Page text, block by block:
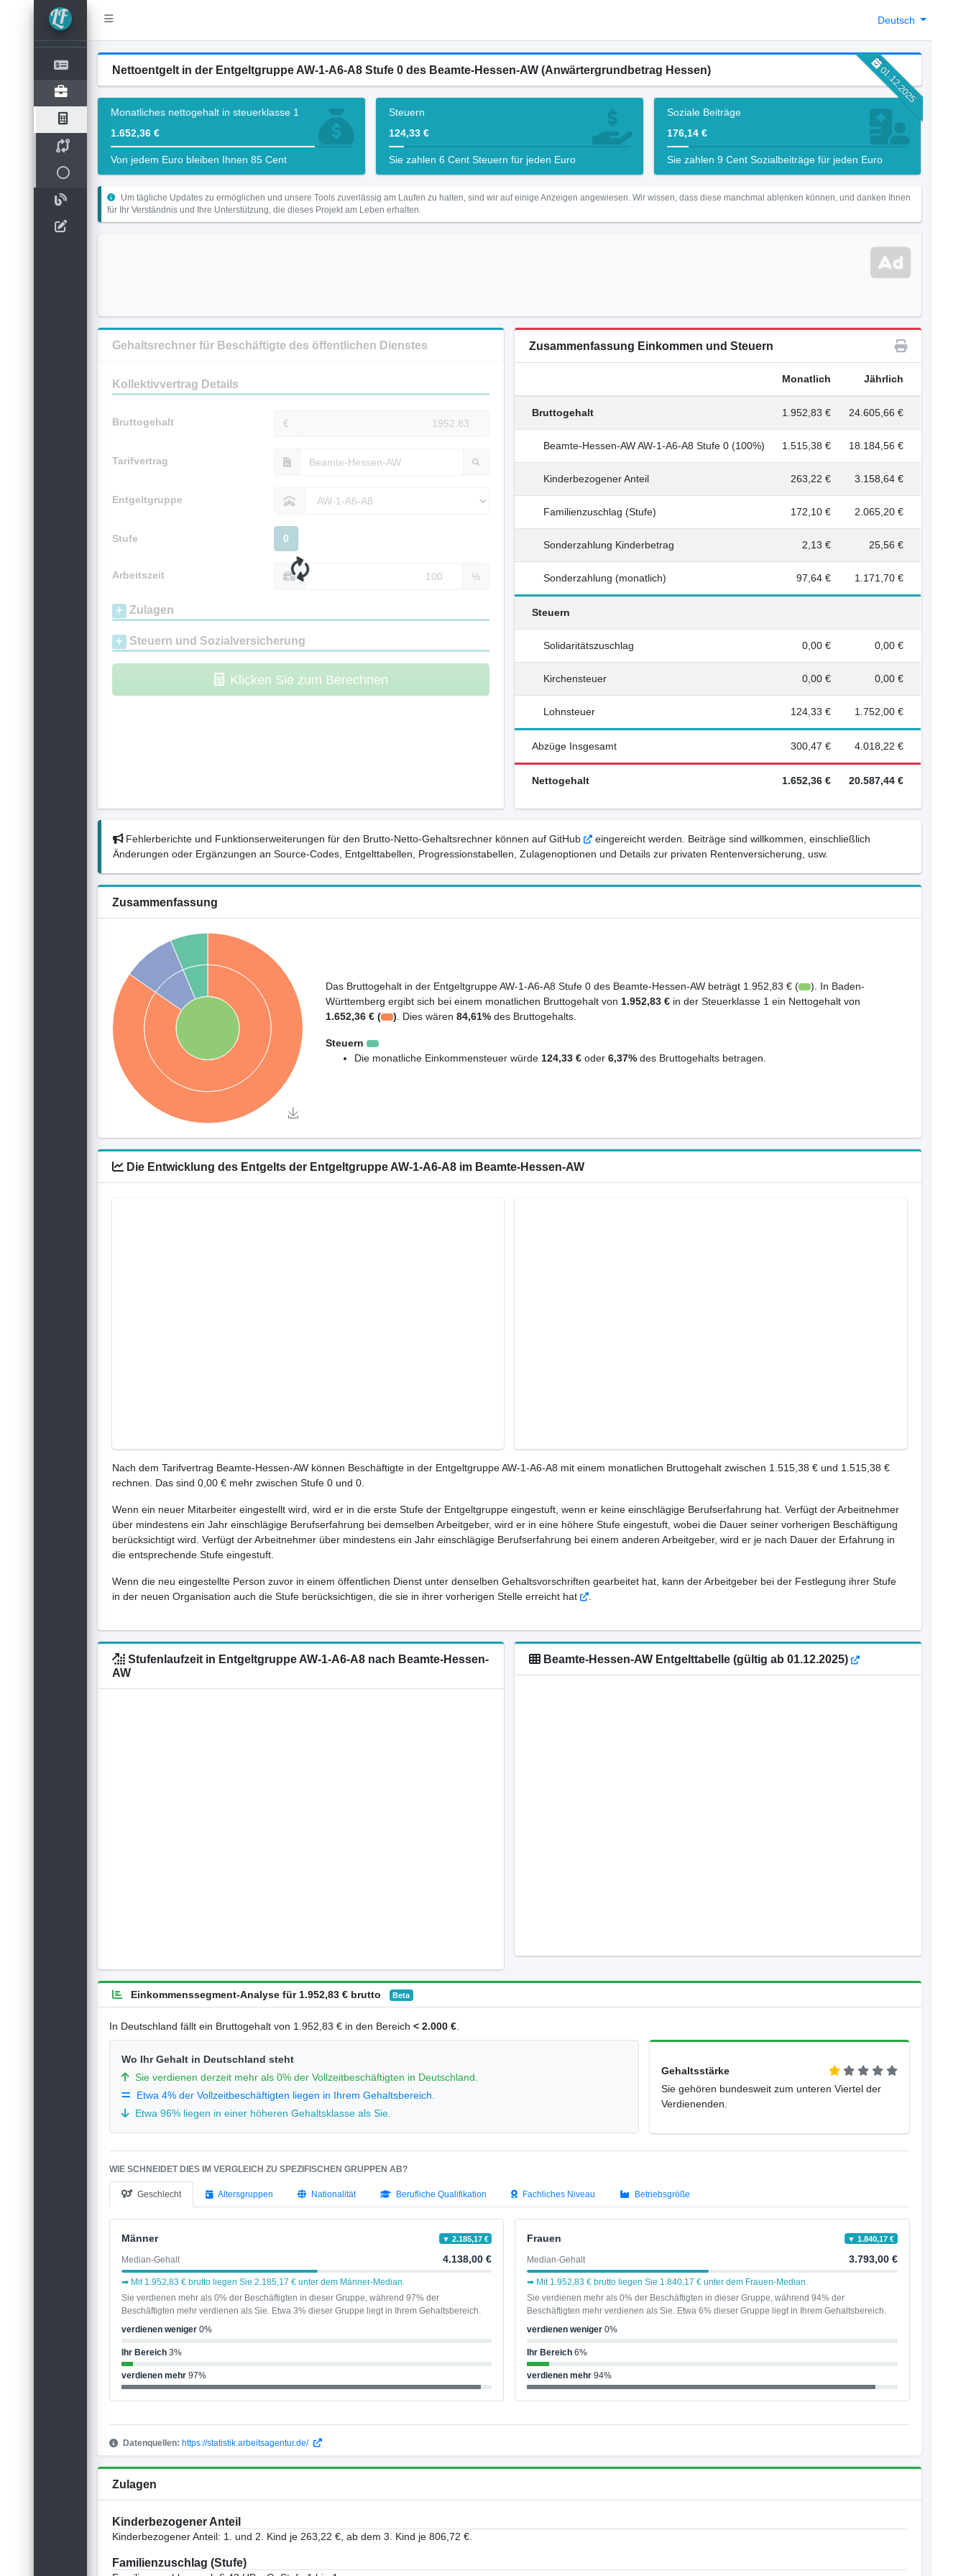
Deutsch
01.12.2025
Nettoentgelt in der Entgeltgruppe AW-1-A6-A8 Stufe 0 des Beamte-Hessen-AW (Anwärtergrundbetrag Hessen)
Monatliches nettogehalt in steuerklasse 1
1.652,36 €
Von jedem Euro bleiben Ihnen 85 Cent
Steuern
124,33 €
Sie zahlen 6 Cent Steuern für jeden Euro
Soziale Beiträge
176,14 €
Sie zahlen 9 Cent Sozialbeiträge für jeden Euro
Um tägliche Updates zu ermöglichen und unsere Tools zuverlässig am Laufen zu halten, sind wir auf einige Anzeigen angewiesen. Wir wissen, dass diese manchmal ablenken können, und danken Ihnen
für Ihr Verständnis und Ihre Unterstützung, die dieses Projekt am Leben erhalten.
Gehaltsrechner für Beschäftigte des öffentlichen Dienstes
Kollektivvertrag Details
Bruttogehalt €
Tarifvertrag
Entgeltgruppe
Stufe 0
Arbeitszeit %
Zulagen
Steuern und Sozialversicherung
Klicken Sie zum Berechnen
Zusammenfassung Einkommen und Steuern
Monatlich Jährlich
Bruttogehalt 1.952,83 € 24.605,66 €
Beamte-Hessen-AW AW-1-A6-A8 Stufe 0 (100%) 1.515,38 € 18.184,56 €
Kinderbezogener Anteil 263,22 € 3.158,64 €
Familienzuschlag (Stufe) 172,10 € 2.065,20 €
Sonderzahlung Kinderbetrag 2,13 € 25,56 €
Sonderzahlung (monatlich) 97,64 € 1.171,70 €
Steuern
Solidaritätszuschlag 0,00 € 0,00 €
Kirchensteuer 0,00 € 0,00 €
Lohnsteuer 124,33 € 1.752,00 €
Abzüge Insgesamt 300,47 € 4.018,22 €
Nettogehalt 1.652,36 € 20.587,44 €
Fehlerberichte und Funktionserweiterungen für den Brutto-Netto-Gehaltsrechner können auf GitHub
eingereicht werden. Beiträge sind willkommen, einschließlich
Änderungen oder Ergänzungen an Source-Codes, Entgelttabellen, Progressionstabellen, Zulagenoptionen und Details zur privaten Rentenversicherung, usw.
Zusammenfassung
Das Bruttogehalt in der Entgeltgruppe AW-1-A6-A8 Stufe 0 des Beamte-Hessen-AW beträgt 1.952,83 € (
). In Baden-
Württemberg ergibt sich bei einem monatlichen Bruttogehalt von 1.952,83 €in der Steuerklasse 1 ein Nettogehalt von
1.652,36 € (
) . Dies wären84,61% des Bruttogehalts.
Steuern
Die monatliche Einkommensteuer würde 124,33 €oder 6,37%des Bruttogehalts betragen.
Die Entwicklung des Entgelts der Entgeltgruppe AW-1-A6-A8 im Beamte-Hessen-AW
Nach dem Tarifvertrag Beamte-Hessen-AW können Beschäftigte in der Entgeltgruppe AW-1-A6-A8 mit einem monatlichen Bruttogehalt zwischen 1.515,38 € und 1.515,38 €
rechnen. Das sind 0,00 € mehr zwischen Stufe 0 und 0.
Wenn ein neuer Mitarbeiter eingestellt wird, wird er in die erste Stufe der Entgeltgruppe eingestuft, wenn er keine einschlägige Berufserfahrung hat. Verfügt der Arbeitnehmer
über mindestens ein Jahr einschlägige Berufserfahrung bei demselben Arbeitgeber, wird er in eine höhere Stufe eingestuft, wobei die Dauer seiner vorherigen Beschäftigung
berücksichtigt wird. Verfügt der Arbeitnehmer über mindestens ein Jahr einschlägige Berufserfahrung bei einem anderen Arbeitgeber, wird er je nach Dauer der Erfahrung in
die entsprechende Stufe eingestuft.
Wenn die neu eingestellte Person zuvor in einem öffentlichen Dienst unter denselben Gehaltsvorschriften gearbeitet hat, kann der Arbeitgeber bei der Festlegung ihrer Stufe
in der neuen Organisation auch die Stufe berücksichtigen, die sie in ihrer vorherigen Stelle erreicht hat
Stufenlaufzeit in Entgeltgruppe AW-1-A6-A8 nach Beamte-Hessen-
AW
Beamte-Hessen-AW Entgelttabelle (gültig ab 01.12.2025)
Einkommenssegment-Analyse für 1.952,83 € brutto Beta
In Deutschland fällt ein Bruttogehalt von 1.952,83 € in den Bereich< 2.000 €
Wo Ihr Gehalt in Deutschland steht
Sie verdienen derzeit mehr als 0% der Vollzeitbeschäftigten in Deutschland.
Etwa 4% der Vollzeitbeschäftigten liegen in Ihrem Gehaltsbereich.
Etwa 96% liegen in einer höheren Gehaltsklasse als Sie.
Gehaltsstärke
Sie gehören bundesweit zum unteren Viertel der
Verdienenden.
WIE SCHNEIDET DIES IM VERGLEICH ZU SPEZIFISCHEN GRUPPEN AB?
Geschlecht Altersgruppen Nationalität Berufliche Qualifikation Fachliches Niveau Betriebsgröße
Männer ▼ 2.185,17 €
Median-Gehalt 4.138,00 €
➡ Mit 1.952,83 € brutto liegen Sie 2.185,17 € unter dem Männer-Median.
Sie verdienen mehr als 0% der Beschäftigten in dieser Gruppe, während 97% der
Beschäftigten mehr verdienen als Sie. Etwa 3% dieser Gruppe liegt in Ihrem Gehaltsbereich.
verdienen weniger 0%
Ihr Bereich 3%
verdienen mehr 97%
Frauen ▼ 1.840,17 €
Median-Gehalt 3.793,00 €
➡ Mit 1.952,83 € brutto liegen Sie 1.840,17 € unter dem Frauen-Median.
Sie verdienen mehr als 0% der Beschäftigten in dieser Gruppe, während 94% der
Beschäftigten mehr verdienen als Sie. Etwa 6% dieser Gruppe liegt in Ihrem Gehaltsbereich.
verdienen weniger 0%
Ihr Bereich 6%
verdienen mehr 94%
Datenquellen: https://statistik.arbeitsagentur.de/
Zulagen
Kinderbezogener Anteil
Kinderbezogener Anteil: 1. und 2. Kind je 263,22 €, ab dem 3. Kind je 806,72 €.
Familienzuschlag (Stufe)